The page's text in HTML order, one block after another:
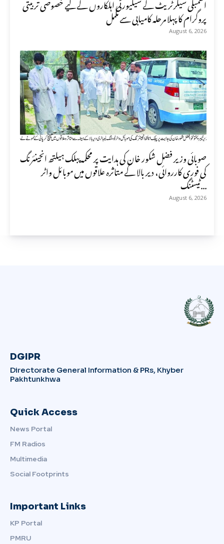
پروگرام کا پہلا مرحلہ کامیابی سے مکمل
August 6, 2026
صوبائی وزیر فضل شکور خان کی ہدایت پر محکمہ پبلک ہیلتھ انجینئرنگ
کی فوری کارروائی، دیر بالا کے متاثرہ علاقوں میں موبائل واٹر
ٹیسٹنگ...
August 6, 2026
DGIPR
Directorate General Information & PRs, Khyber
Pakhtunkhwa
Quick Access
News Portal
FM Radios
Multimedia
Social Footprints
Important Links
KP Portal
PMRU